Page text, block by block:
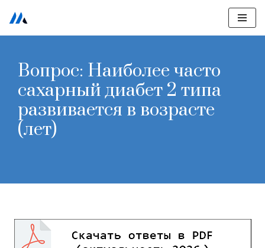
Перейти
содержимому
Вопрос: Наиболее часто
сахарный диабет 2 типа
развивается в возрасте
(лет)